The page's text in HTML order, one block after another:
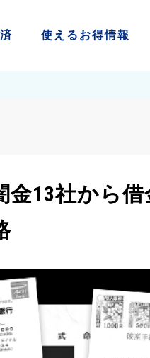
使える お得情報
金13社から